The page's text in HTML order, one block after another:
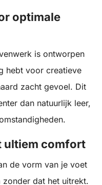
optimale
is ontworpen
hebt voor creatieve
zacht gevoel. Dit
dan natuurlijk leer,
ultiem comfort
de vorm van je voet
dat het uitrekt.